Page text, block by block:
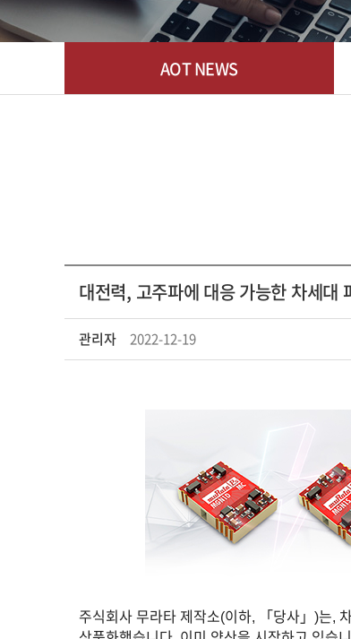
AOT NEWS
대전력, 고주파에 대응 가능한 차세
관리자 2022-12-19
주식회사 무라타 제작소(이하, 「당사」)는,